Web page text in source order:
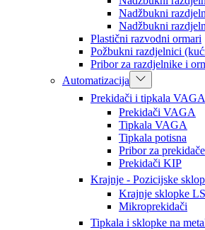
Nadžbukni
Nadžbukni
Plastični razvodni ormari
Požbukni razdjelnici
Pribor za razdjelnike i
Automatizacija
Prekidači i tipkala
Prekidači VAGA
Tipkala VAGA
Tipkala potisna
Pribor za prekidače
Prekidači KIP
Krajnje - Pozicijske
Krajnje sklopke
Mikroprekidači
Tipkala i sklopke na